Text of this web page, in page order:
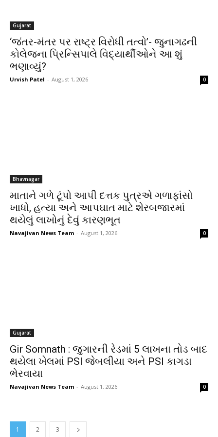
Gujarat
‘જંતર-મંતર પર રાષ્ટ્ર વિરોધી તત્વો’- જુનાગઢની
કોલેજના પ્રિન્સિપાલે વિદ્યાર્થીઓને આ શું
ભણાવ્યું?
Urvish Patel - August 1, 2026 0
Bhavnagar
માતાને ગળે ટૂંપો આપી દત્તક પુત્રએ ગળાફાંસો
ખાધો, હત્યા અને આપઘાત માટે શેરબજારમાં
થયેલું લાખોનું દેવું કારણભૂત
Navajivan News Team - August 1, 2026 0
Gujarat
Gir Somnath : જુગારની રેડમાં 5 લાખના તોડ બાદ
થયેલા ખેલમાં PSI જેબલીયા અને PSI કાગડા
ભેરવાયા
Navajivan News Team - August 1, 2026 0
1 2 3